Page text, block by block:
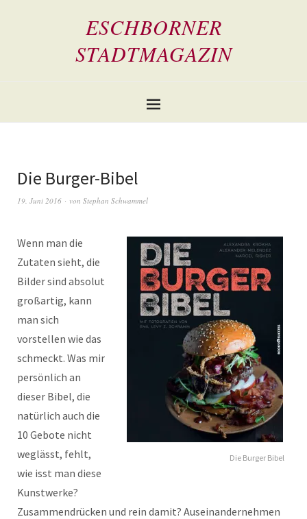
ESCHBORNER
STADTMAGAZIN
Die Burger-Bibel
19. Juni 2016 von Stephan Schwammel
Die Burger Bibel
Wenn man die
Zutaten sieht, die
Bilder sind absolut
großartig, kann
man sich
vorstellen wie das
schmeckt. Was mir
persönlich an
dieser Bibel, die
natürlich auch die
10 Gebote nicht
weglässt, fehlt,
wie isst man diese
Kunstwerke?
Zusammendrücken und rein damit? Auseinandernehmen